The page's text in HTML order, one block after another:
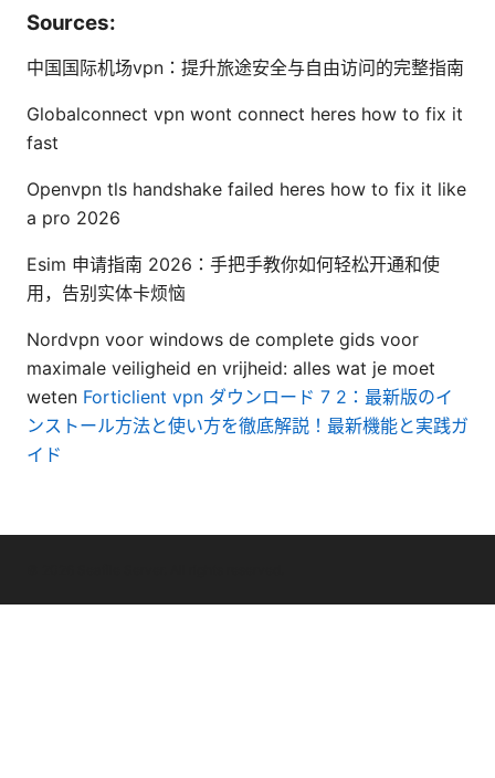
Sources:
中国国际机场vpn：提升旅途安全与自由访问的完整指南
Globalconnect vpn wont connect heres how to fix it
fast
Openvpn tls handshake failed heres how to fix it like
a pro 2026
Esim 申请指南 2026：手把手教你如何轻松开通和使
用，告别实体卡烦恼
Nordvpn voor windows de complete gids voor
maximale veiligheid en vrijheid: alles wat je moet
weten Forticlient vpn ダウンロード 7 2：最新版のイ
ンストール方法と使い方を徹底解説！最新機能と実践ガ
イド